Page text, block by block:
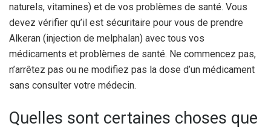
naturels, vitamines) et de vos problèmes de santé. Vous
devez vérifier qu’il est sécuritaire pour vous de prendre
Alkeran (injection de melphalan) avec tous vos
médicaments et problèmes de santé. Ne commencez pas,
n’arrêtez pas ou ne modifiez pas la dose d’un médicament
sans consulter votre médecin.
Quelles sont certaines choses que